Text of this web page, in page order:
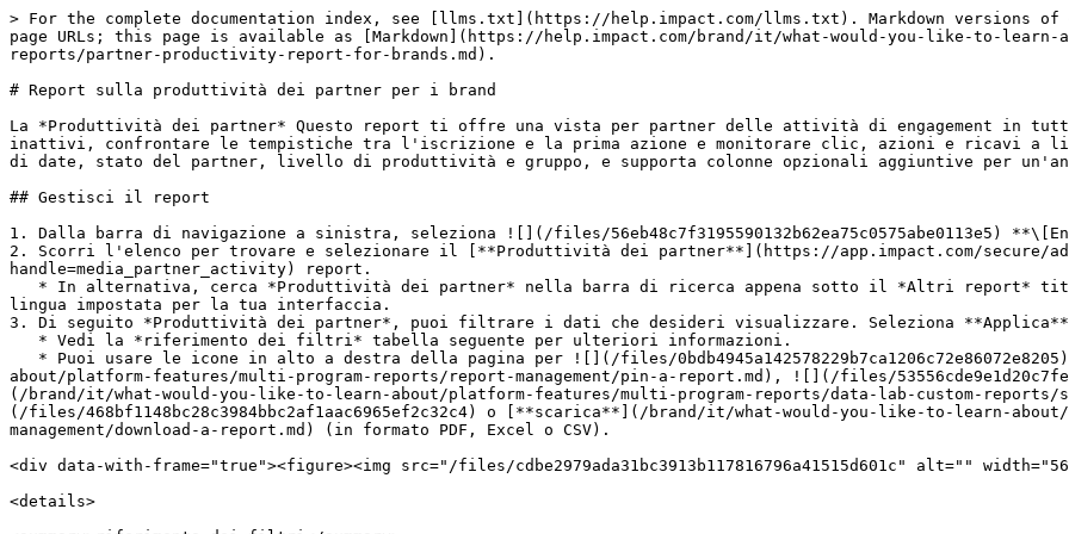
> For the complete documentation index, see [llms.txt](https://help.impact.com/llms.txt). Markdown versions of documentation pages are available by appending `.md` to page URLs; this page is available as [Markdown](https://help.impact.com/brand/it/what-would-you-like-to-learn-about/performance-program/performance-program-reports/partner-productivity-report-for-brands.md).

# Report sulla produttività dei partner per i brand

La *Produttività dei partner* Questo report ti offre una vista per partner delle attività di engagement in tutto il tuo programma. Usalo per identificare partner inattivi, confrontare le tempistiche tra l'iscrizione e la prima azione e monitorare clic, azioni e ricavi a livello di partner. Il report è filtrabile per intervallo di date, stato del partner, livello di produttività e gruppo, e supporta colonne opzionali aggiuntive per un'analisi più approfondita.

## Gestisci il report

1. Dalla barra di navigazione a sinistra, seleziona ![](/files/56eb48c7f3195590132b62ea75c0575abe0113e5) **\[Engage]** → **Report → Altri report**.
2. Scorri l'elenco per trovare e selezionare il [**Produttività dei partner**](https://app.impact.com/secure/advertiser/report/viewReport.report?handle=media_partner_activity) report.
   * In alternativa, cerca *Produttività dei partner* nella barra di ricerca appena sotto il *Altri report* titolo della schermata. Assicurati di cercare nella stessa lingua impostata per la tua interfaccia.
3. Di seguito *Produttività dei partner*, puoi filtrare i dati che desideri visualizzare. Seleziona **Applica** quando hai impostato i filtri desiderati.
   * Vedi la *riferimento dei filtri* tabella seguente per ulteriori informazioni.
   * Puoi usare le icone in alto a destra della pagina per ![](/files/0bdb4945a142578229b7ca1206c72e86072e8205) [**fissare**](/brand/it/what-would-you-like-to-learn-about/platform-features/multi-program-reports/report-management/pin-a-report.md), ![](/files/53556cde9e1d20c7febaa57fd1966c506d790931) [**pianificare**](/brand/it/what-would-you-like-to-learn-about/platform-features/multi-program-reports/data-lab-custom-reports/schedule-a-custom-report.md), ![](/files/468bf1148bc28c3984bbc2af1aac6965ef2c32c4) o [**scarica**](/brand/it/what-would-you-like-to-learn-about/platform-features/multi-program-reports/report-management/download-a-report.md) (in formato PDF, Excel o CSV).

<div data-with-frame="true"><figure><img src="/files/cdbe2979ada31bc3913b117816796a41515d601c" alt="" width="563"><figcaption></figcaption></figure></div>

<details>

<summary>riferimento dei filtri</summary>

| Filtro            | Descrizione                                                                                                                                                                                                                                                                                                                                                                                                                                                                                                                                                                                                                                                                                                                                                                                                                                                                                                                                                                                                                                                                                                                                                                                                                                                                                                                                                                                                                                                                                                                                                                                                                                                                                                                                                                                                                                                                                                                                                                                                                                                                                                                                                                                                                                                                                                                                                                                                                                                                                                                                                                                                                                                                                                                                              |
| ----------------- |